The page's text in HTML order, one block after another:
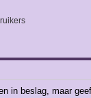
in beslag, maar